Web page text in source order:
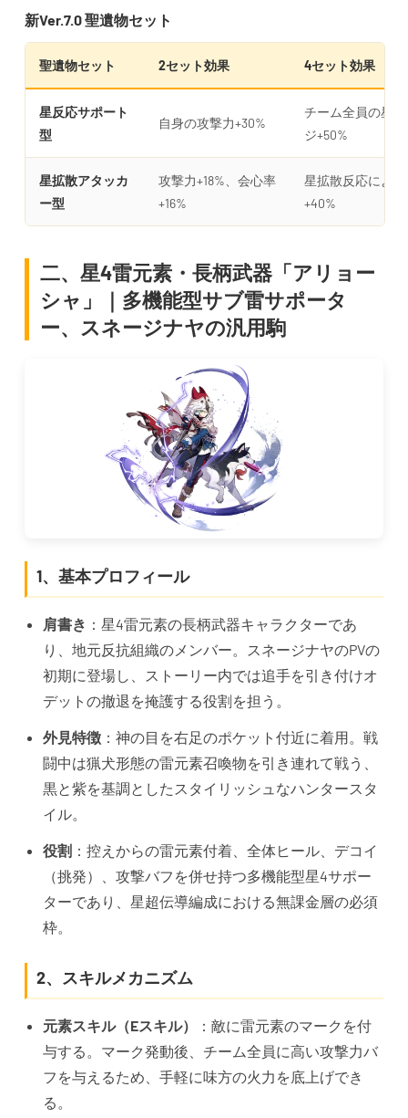
新Ver.7.0 聖遺物セット
聖遺物セット 2セット効果 4セット効果
星反応サポート
型
自身の攻撃力+30%
チーム全員の星
ジ+50%
星拡散アタッカ
ー型
攻撃力+18%、会心率
+16%
星拡散反応によ
+40%
二、星4雷元素・長柄武器「アリョー
シャ」｜多機能型サブ雷サポータ
ー、スネージナヤの汎用駒
1、基本プロフィール
肩書き ：星4雷元素の長柄武器キャラクターであ
り、地元反抗組織のメンバー。スネージナヤのPVの
初期に登場し、ストーリー内では追手を引き付けオ
デットの撤退を掩護する役割を担う。
外見特徴 ：神の目を右足のポケット付近に着用。戦
闘中は猟犬形態の雷元素召喚物を引き連れて戦う、
黒と紫を基調としたスタイリッシュなハンタースタ
イル。
役割 ：控えからの雷元素付着、全体ヒール、デコイ
（挑発）、攻撃バフを併せ持つ多機能型星4サポー
ターであり、星超伝導編成における無課金層の必須
枠。
2、スキルメカニズム
元素スキル（Eスキル）
：敵に雷元素のマークを付
与する。マーク発動後、チーム全員に高い攻撃力バ
フを与えるため、手軽に味方の火力を底上げでき
る。